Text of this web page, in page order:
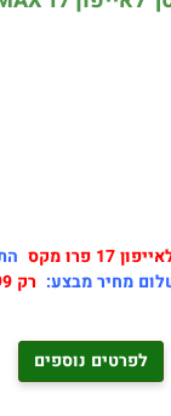
17 פרו מקס
מחיר מבצע: רק 799 ש"ח
לפרטים נוספים